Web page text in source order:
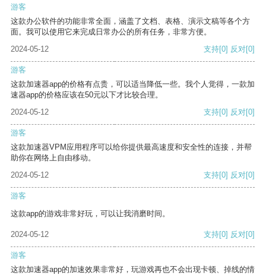
游客
这款办公软件的功能非常全面，涵盖了文档、表格、演示文稿等各个方
面。我可以使用它来完成日常办公的所有任务，非常方便。
2024-05-12
支持[0] 反对[0]
游客
这款加速器app的价格有点贵，可以适当降低一些。我个人觉得，一款加
速器app的价格应该在50元以下才比较合理。
2024-05-12
支持[0] 反对[0]
游客
这款加速器VPM应用程序可以给你提供最高速度和安全性的连接，并帮
助你在网络上自由移动。
2024-05-12
支持[0] 反对[0]
游客
这款app的游戏非常好玩，可以让我消磨时间。
2024-05-12 支持[0] 反对[0]
游客
这款加速器app的加速效果非常好，玩游戏再也不会出现卡顿、掉线的情